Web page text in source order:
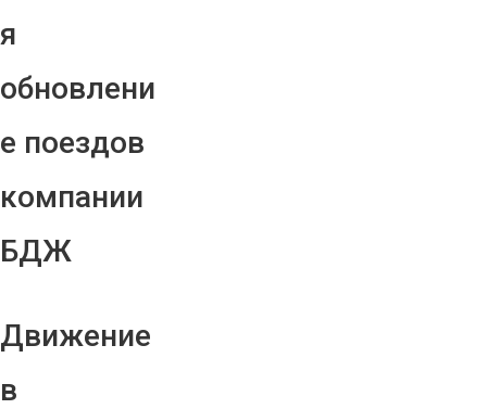
я
обновлени
е поездов
компании
БДЖ
Движение
в